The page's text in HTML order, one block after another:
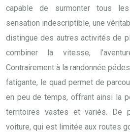
capable de surmonter tous
sensation indescriptible, une
distingue des autres activités de
combiner la vitesse,
Contrairement à la randonnée
fatigante, le quad permet de
en peu de temps, offrant ainsi la
territoires vastes et variés. De
voiture, qui est limitée aux routes